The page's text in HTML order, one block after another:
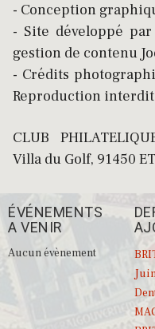
- Conception
- Site développé
gestion de contenu
- Crédits
Reproduction
CLUB
Villa du Golf, 91450
ÉVÉNEMENTS
A VENIR
Aucun évènement